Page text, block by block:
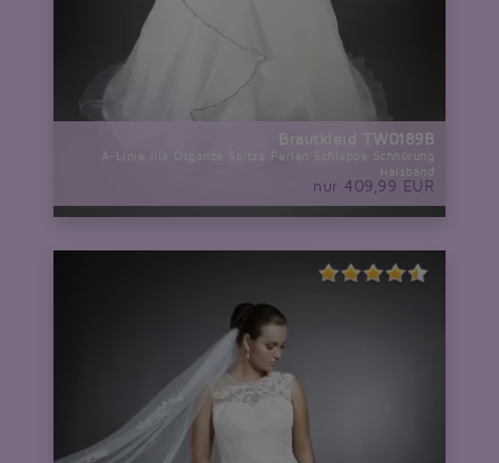
Brautkleid TW0189B
A-Linie lila Organza Spitze Perlen Schleppe Schnürung
Halsband
nur 409,99 EUR